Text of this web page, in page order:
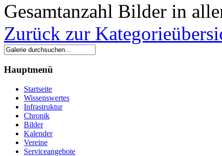
Gesamtanzahl Bilder in
Zurück zur
Hauptmenü
Startseite
Wissenswertes
Infrastruktur
Chronik
Bilder
Kalender
Vereine
Serviceangebote